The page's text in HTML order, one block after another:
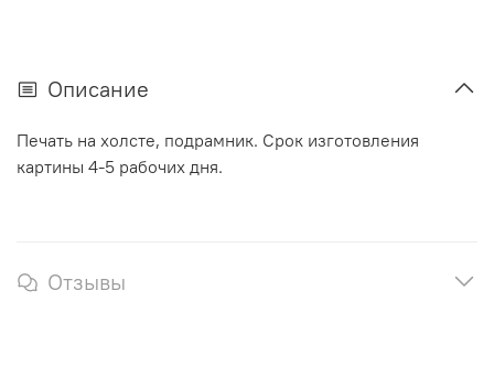
Описание
Печать на холсте, подрамник. Срок изготовления
картины 4-5 рабочих дня.
Отзывы